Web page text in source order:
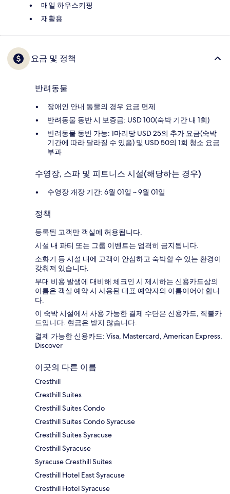
매일 하우스키핑
재활용
요금 및 정책
반려동물
장애인 안내 동물의 경우 요금 면제
반려동물 동반 시 보증금: USD 100(숙박 기간 내 1회)
반려동물 동반 가능: 1마리당 USD 25의 추가 요금(숙박
기간에 따라 달라질 수 있음) 및 USD 50의 1회 청소 요금
부과
수영장, 스파 및 피트니스 시설(해당하는 경우)
수영장 개장 기간: 6월 01일 ~ 9월 01일
정책
등록된 고객만 객실에 허용됩니다.
시설 내 파티 또는 그룹 이벤트는 엄격히 금지됩니다.
소화기 등 시설 내에 고객이 안심하고 숙박할 수 있는 환경이
갖춰져 있습니다.
부대 비용 발생에 대비해 체크인 시 제시하는 신용카드상의
이름은 객실 예약 시 사용된 대표 예약자의 이름이어야 합니
다.
이 숙박 시설에서 사용 가능한 결제 수단은 신용카드, 직불카
드입니다. 현금은 받지 않습니다.
결제 가능한 신용카드: Visa, Mastercard, American Express,
Discover
이곳의 다른 이름
Cresthill
Cresthill Suites
Cresthill Suites Condo
Cresthill Suites Condo Syracuse
Cresthill Suites Syracuse
Cresthill Syracuse
Syracuse Cresthill Suites
Cresthill Hotel East Syracuse
Cresthill Hotel Syracuse